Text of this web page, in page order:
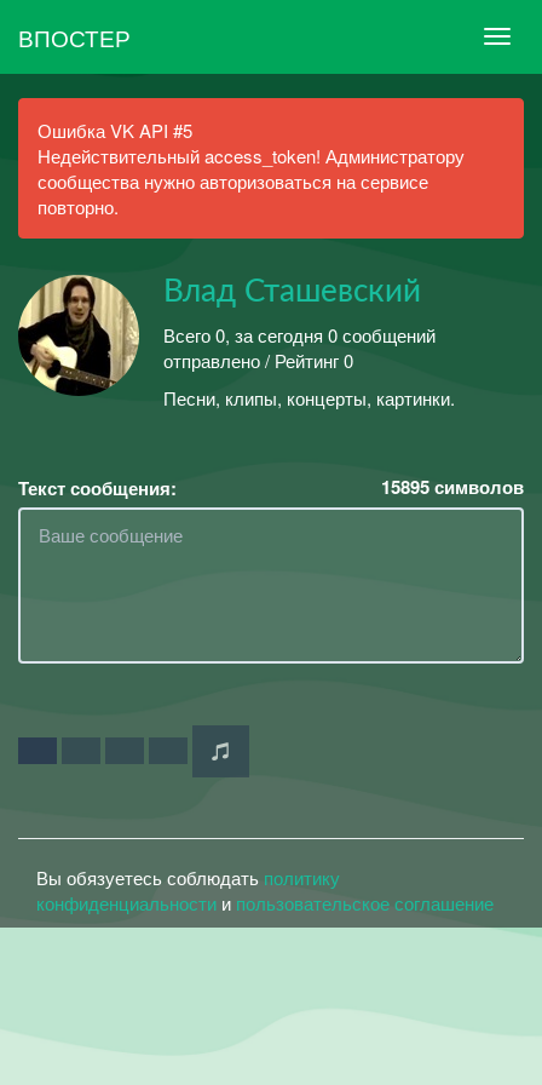
ВПОСТЕР
Ошибка VK API #5
Недействительный access_token! Администратору
сообщества нужно авторизоваться на сервисе
повторно.
Влад Сташевский
Всего 0, за сегодня 0 сообщений
отправлено / Рейтинг 0
Песни, клипы, концерты, картинки.
Текст сообщения: 15895символов
Вы обязуетесь соблюдать политику
конфиденциальности и пользовательское соглашение